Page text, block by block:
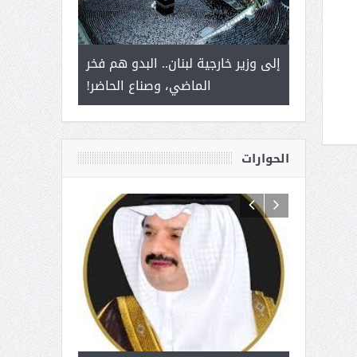
سلمان بن
إلى وزير خارجية لبنان.. البدو هم فخر
الماضي، وصناع الحاضر!
يحمل
من عشق
القيادة
الحوارات
شرمه: